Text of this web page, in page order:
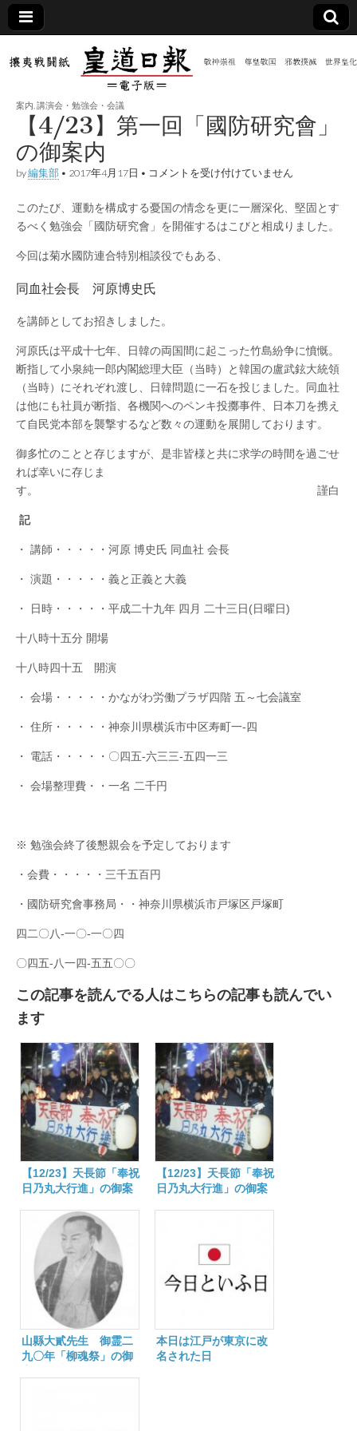
皇道
日報
（防
共新
聞）
電子
版
敬神
尊皇
｜昭
和八
年創
刊
皇道
実
攘夷
戦闘
紙
案内 講演会・勉強会・会議
【4/23】第一回「國防研究會」
の御案内
by編集部 • 2017年4月17日 • 【4/23】
回
「國
防
研
究
の
内
コメントを受け付けていません
このたび、運動を構成する憂国の情念を更に一層深化、堅固とす
るべく勉強会「國防研究會」を開催するはこびと相成りました。
今回は菊水國防連合特別相談役でもある、
同血社会長 河原博史氏
を講師としてお招きしました。
河原氏は平成十七年、日韓の両国間に起こった竹島紛争に憤慨。
断指して小泉純一郎内閣総理大臣（当時）と韓国の盧武鉉大統領
（当時）にそれぞれ渡し、日韓問題に一石を投じました。同血社
は他にも社員が断指、各機関へのペンキ投擲事件、日本刀を携え
て自民党本部を襲撃するなど数々の運動を展開しております。
御多忙のことと存じますが、是非皆様と共に求学の時間を過ごせ
れば幸いに存じま
す。 謹白
記
・ 講師・・・・・河原 博史氏 同血社 会長
・ 演題・・・・・義と正義と大義
・ 日時・・・・・平成二十九年 四月 二十三日(日曜日)
十八時十五分 開場
十八時四十五 開演
・ 会場・・・・・かながわ労働プラザ四階 五～七会議室
・ 住所・・・・・神奈川県横浜市中区寿町一‐四
・ 電話・・・・・〇四五‐六三三‐五四一三
・ 会場整理費・・一名 二千円
※ 勉強会終了後懇親会を予定しております
・会費・・・・・三千五百円
・國防研究會事務局・・神奈川県横浜市戸塚区戸塚町
四二〇八‐一〇‐一〇四
〇四五‐八一四‐五五〇〇
この記事を読んでる人はこちらの記事も読んでい
ます
【12/23】天長節「奉祝
日乃丸大行進」の御案
【12/23】天長節「奉祝
日乃丸大行進」の御案
山縣大貳先生 御霊二
九〇年「柳魂祭」の御
本日は江戸が東京に改
名された日